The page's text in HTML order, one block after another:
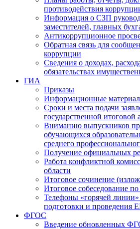
противодействия
Информация о СЗП
заместителей, главных
Антикоррупционное
Обратная связь для
коррупции
Сведения о доходах,
обязательствах
ГИА
Приказы
Информационные
Сроки и места подачи
государственной итоговой
Вниманию выпускников
обучающихся
среднего
Получение официальных
Работа конфликтной
области
Итоговое сочинение
Итоговое собеседование
Телефоны «горячей
подготовки и проведения
ФГОС
Введение обновленных